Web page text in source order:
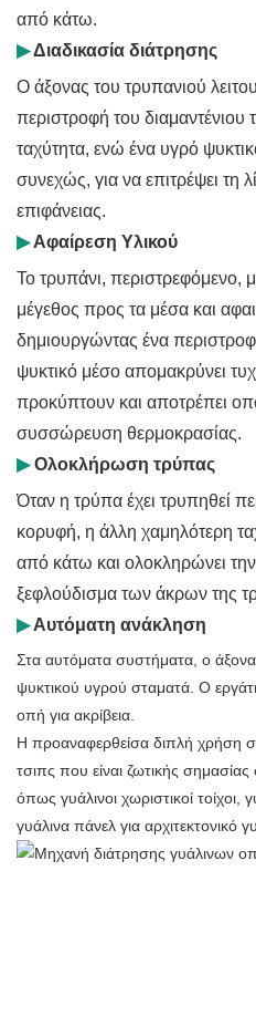
από κάτω.
▶Διαδικασία διάτρησης
Ο άξονας του τρυπανιού
περιστροφή του διαμαντένιου
ταχύτητα, ενώ ένα υγρό
συνεχώς, για να επιτρέψει τη
επιφάνειας.
▶Αφαίρεση Υλικού
Το τρυπάνι, περιστρεφόμενο,
μέγεθος προς τα μέσα και
δημιουργώντας ένα
ψυκτικό μέσο απομακρύνει
προκύπτουν και αποτρέπει
συσσώρευση θερμοκρασίας.
▶Ολοκλήρωση τρύπας
Όταν η τρύπα έχει τρυπηθεί
κορυφή, η άλλη χαμηλότερη
από κάτω και ολοκληρώνει
ξεφλούδισμα των άκρων της
▶Αυτόματη ανάκληση
Στα αυτόματα συστήματα, ο
ψυκτικού υγρού σταματά. Ο
οπή για ακρίβεια.
Η προαναφερθείσα διπλή χρήση
τσιπς που είναι ζωτικής
όπως γυάλινοι χωριστικοί τοίχοι,
γυάλινα πάνελ για αρχιτεκτονικό